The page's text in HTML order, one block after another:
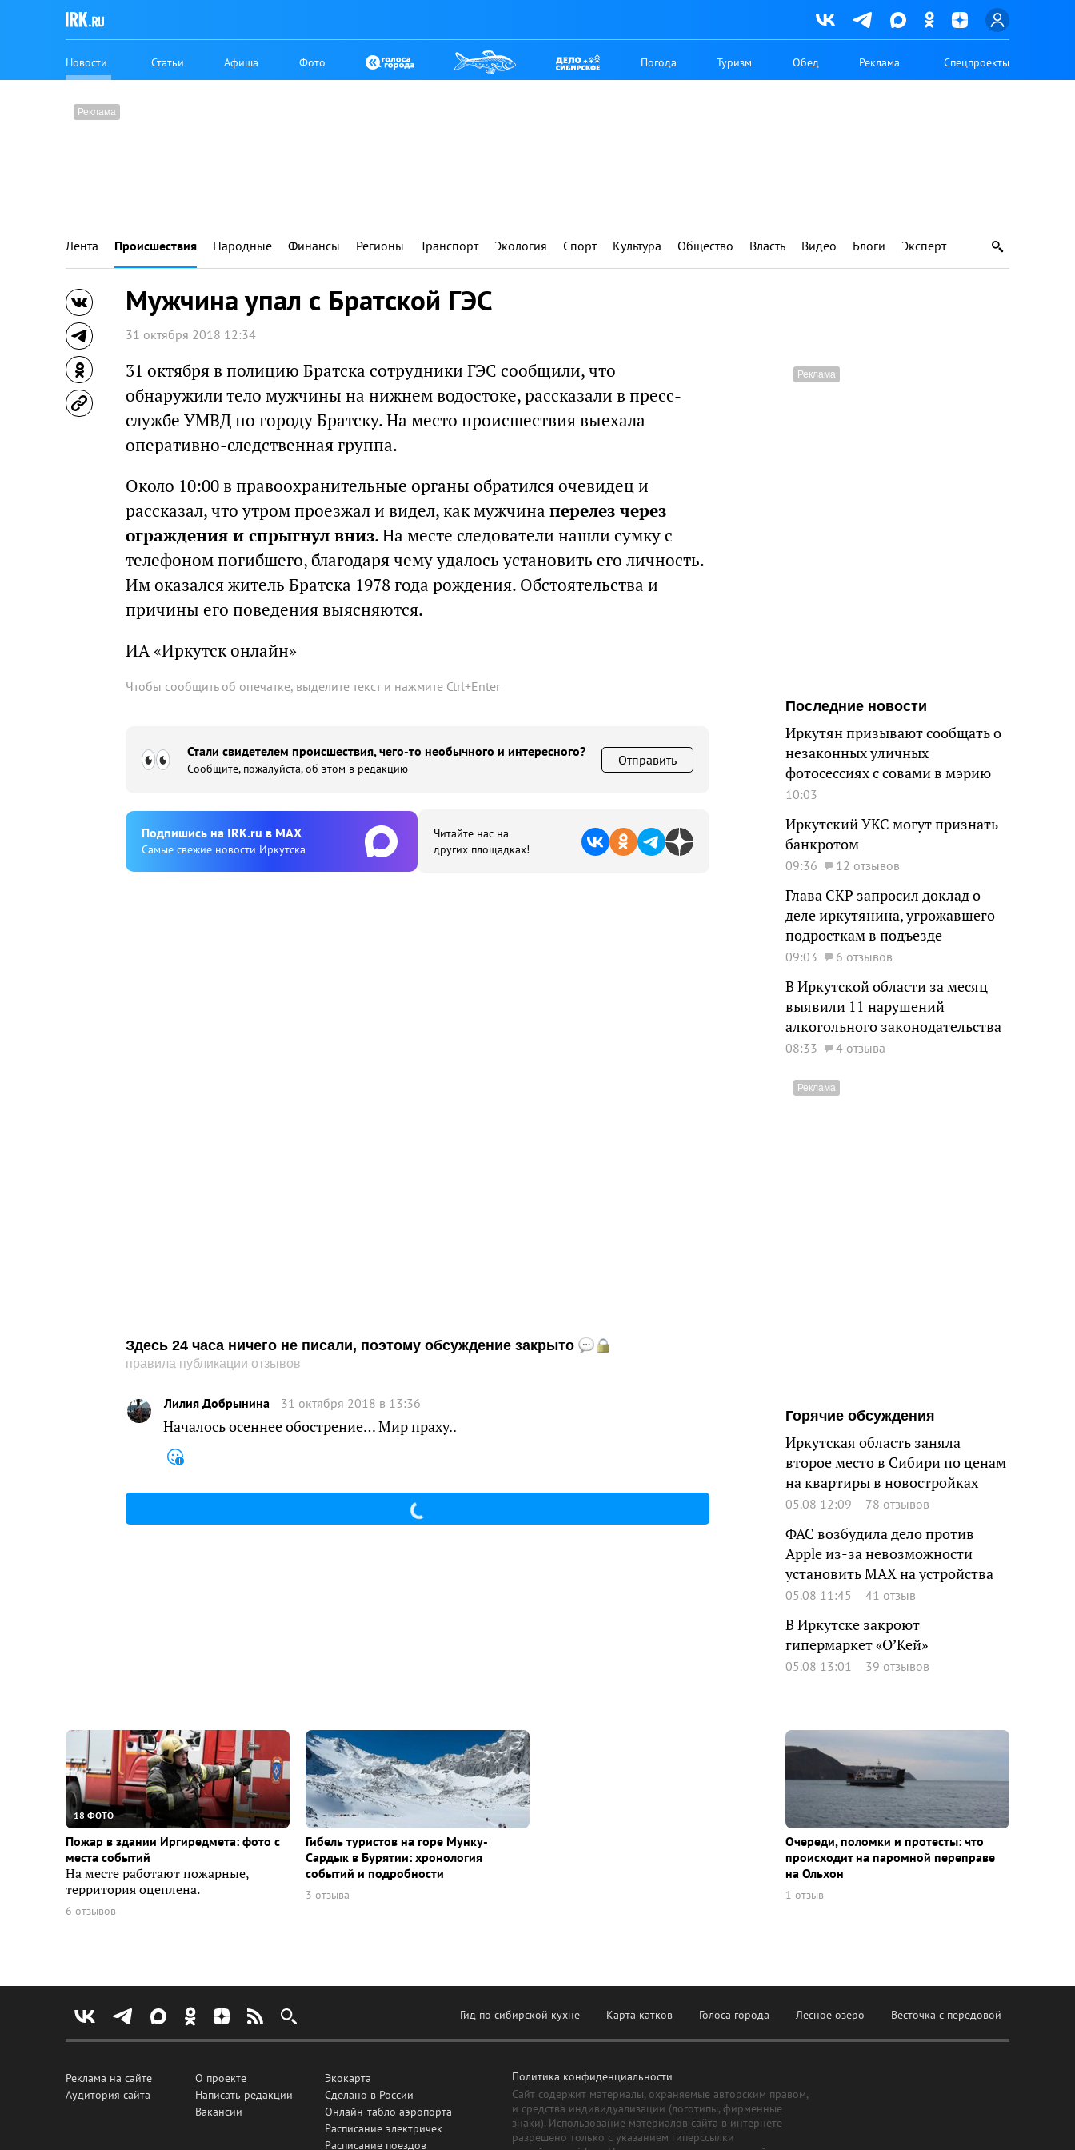
Новости Статьи Афиша Фото Погода Туризм Обед Реклама Спецпроекты
Лента Происшествия Народные Финансы Регионы Транспорт Экология Спорт Культура Общество Власть Видео Блоги Эксперт
Мужчина упал с Братской ГЭС
31 октября 2018 12:34
31 октября в полицию Братска сотрудники ГЭС сообщили, что
обнаружили тело мужчины на нижнем водостоке, рассказали в пресс-
службе УМВД по городу Братску. На место происшествия выехала
оперативно-следственная группа.
Около 10:00 в правоохранительные органы обратился очевидец и
рассказал, что утром проезжал и видел, как мужчина перелез через
ограждения и спрыгнул вниз. На месте следователи нашли сумку с
телефоном погибшего, благодаря чему удалось установить его личность.
Им оказался житель Братска 1978 года рождения. Обстоятельства и
причины его поведения выясняются.
ИА «Иркутск онлайн»
Чтобы сообщить об опечатке, выделите текст и нажмите Ctrl+Enter
Стали свидетелем происшествия, чего-то необычного и интересного?
Сообщите, пожалуйста, об этом в редакцию
Отправить
Подпишиcь на IRK.ru в MAX
Cамые свежие новости Иркутска
Читайте нас на
других площадках!
Здесь 24 часа ничего не писали, поэтому обсуждение закрыто
правила публикации отзывов
Лилия Добрынина 31 октября 2018 в 13:36
Началось осеннее обострение… Мир праху..
Последние новости
Иркутян призывают сообщать о
незаконных уличных
фотосессиях с совами в мэрию
10:03
Иркутский УКС могут признать
банкротом
09:36 12 отзывов
Глава СКР запросил доклад о
деле иркутянина, угрожавшего
подросткам в подъезде
09:03 6 отзывов
В Иркутской области за месяц
выявили 11 нарушений
алкогольного законодательства
08:33 4 отзыва
Горячие обсуждения
Иркутская область заняла
второе место в Сибири по ценам
на квартиры в новостройках
05.08 12:09 78 отзывов
ФАС возбудила дело против
Apple из-за невозможности
установить MAX на устройства
05.08 11:45 41 отзыв
В Иркутске закроют
гипермаркет «О’Кей»
05.08 13:01 39 отзывов
18 ФОТО
Пожар в здании Иргиредмета: фото с
места событий
На месте работают пожарные,
территория оцеплена.
6 отзывов
Гибель туристов на горе Мунку-
Сардык в Бурятии: хронология
событий и подробности
3 отзыва
Очереди, поломки и протесты: что
происходит на паромной переправе
на Ольхон
1 отзыв
Гид по сибирской кухне Карта катков Голоса города Лесное озеро Весточка с передовой
Реклама на сайте
Аудитория сайта
О проекте
Написать редакции
Вакансии
Экокарта
Сделано в России
Онлайн-табло аэропорта
Расписание электричек
Расписание поездов
Политика конфиденциальности
Сайт содержит материалы, охраняемые авторским правом,
и средства индивидуализации (логотипы, фирменные
знаки). Использование материалов сайта в интернете
разрешено только с указанием гиперссылки